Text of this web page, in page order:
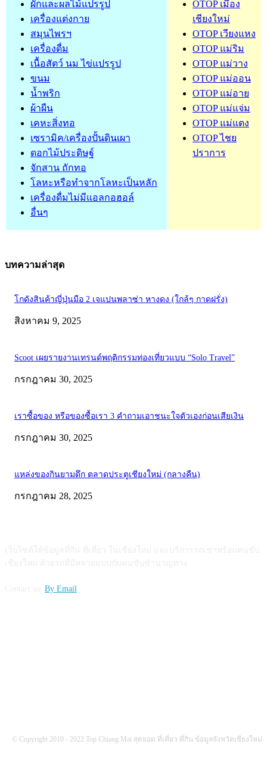
OTOP เมือง
เชียงใหม่
OTOP เวียงแหง
OTOP แม่ริม
OTOP แม่วาง
OTOP แม่ออน
OTOP แม่อาย
OTOP แม่แจ่ม
OTOP แม่แตง
OTOP ไชย
ปราการ
ผักและผลไม้แปรรูป
เครื่องแต่งกาย
สมุนไพรฯ
เครื่องดื่ม
เนื้อสัตว์ นม ไข่แปรรูป
ขนม
น้ำพริก
ผ้าผืน
เคหะสิ่งทอ
เซรามิค/เครื่องปั้นดินเผา
ดอกไม้ประดิษฐ์
จักสาน ถักทอ
โลหะหรือทำจากโลหะเป็นหลัก
เครื่องดื่มไม่มีแอลกอฮอล์
อื่นๆ
บทความล่าสุด
โกดังสินค้าญี่ปุ่นมือ 2 เจแปนพลาซ่า หางดง (ใกล้ๆ กาดฝรั่ง)
สิงหาคม 9, 2025
Scoot เผยรายงานเทรนด์พฤติกรรมท่องเที่ยวแบบ “Solo Travel”
กรกฎาคม 30, 2025
เราซื้อของ หรือของซื้อเรา 3 คำถามเอาชนะใจตัวเองก่อนเสียเงิน
กรกฎาคม 30, 2025
แหล่งของกินยามดึก ตลาดประตูเชียงใหม่ (กลางคืน)
กรกฎาคม 28, 2025
By Email
© Copyright 2010 - 2022 Top Chiang Mai สุดยอด ที่เที่ยว ที่กิน ข้อมูลจังหวัดเชียงใหม่